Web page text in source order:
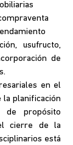
usufructo,
de
en el
planificación
de propósito
cierre de la
está